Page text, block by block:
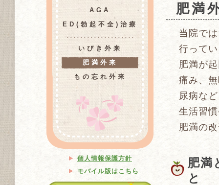
AGA
ED(勃起不全)治療
いびき外来
肥満外来
もの忘れ外来
個人情報保護方針
モバイル版はこちら
肥満
当院で
行って
肥満が
痛み、
尿病な
生活習
肥満の
肥満
と